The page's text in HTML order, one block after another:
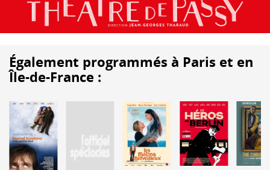
Également programmés à Paris et en
Île-de-France :